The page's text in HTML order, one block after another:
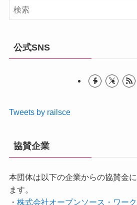
公式SNS
Tweets by railsce
協賛企業
本団体は以下の企業からの協賛金
ます。
・ 株式会社オープンソース・ワー